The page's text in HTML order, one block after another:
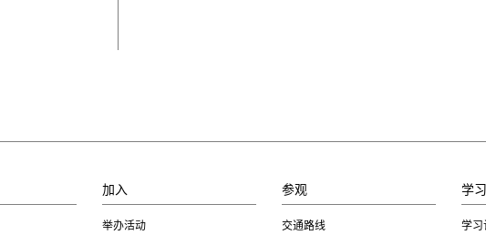
加入
举办活动
参观
交通路线
学习
学习